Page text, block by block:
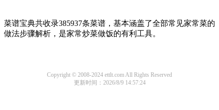
菜谱宝典共收录385937条菜谱，基本涵盖了全部常见家常菜的
做法步骤解析，是家常炒菜做饭的有利工具。
Copyright © 2008-2024 ettlt.com All Rights Reserved
更新时间：2026/8/9 14:57:24